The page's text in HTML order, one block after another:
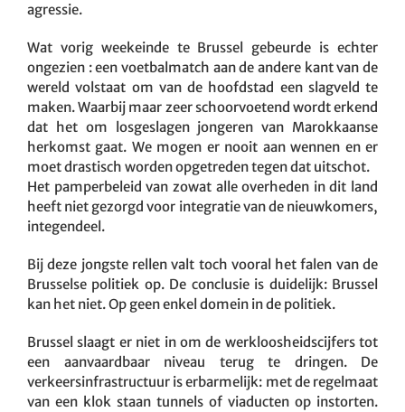
agressie.
Wat vorig weekeinde te Brussel gebeurde is echter
ongezien : een voetbalmatch aan de andere kant van de
wereld volstaat om van de hoofdstad een slagveld te
maken. Waarbij maar zeer schoorvoetend wordt erkend
dat het om losgeslagen jongeren van Marokkaanse
herkomst gaat. We mogen er nooit aan wennen en er
moet drastisch worden opgetreden tegen dat uitschot.
Het pamperbeleid van zowat alle overheden in dit land
heeft niet gezorgd voor integratie van de nieuwkomers,
integendeel.
Bij deze jongste rellen valt toch vooral het falen van de
Brusselse politiek op. De conclusie is duidelijk: Brussel
kan het niet. Op geen enkel domein in de politiek.
Brussel slaagt er niet in om de werkloosheidscijfers tot
een aanvaardbaar niveau terug te dringen. De
verkeersinfrastructuur is erbarmelijk: met de regelmaat
van een klok staan tunnels of viaducten op instorten.